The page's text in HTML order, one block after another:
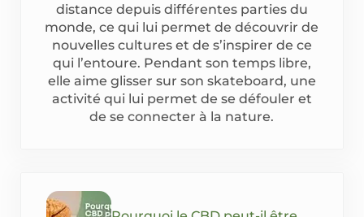
distance depuis différentes parties du
monde, ce qui lui permet de découvrir de
nouvelles cultures et de s’inspirer de ce
qui l’entoure. Pendant son temps libre,
elle aime glisser sur son skateboard, une
activité qui lui permet de se défouler et
de se connecter à la nature.